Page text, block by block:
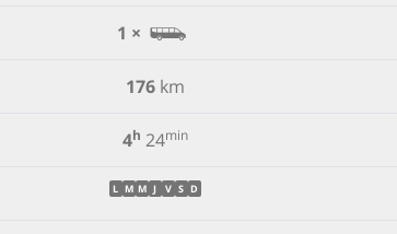
1 ×
176km
4h 24min
L M M J V S D